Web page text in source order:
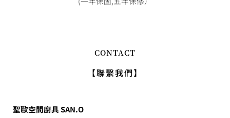
CONTACT
【聯繫我們】
聖歐空間廚具 SAN.O